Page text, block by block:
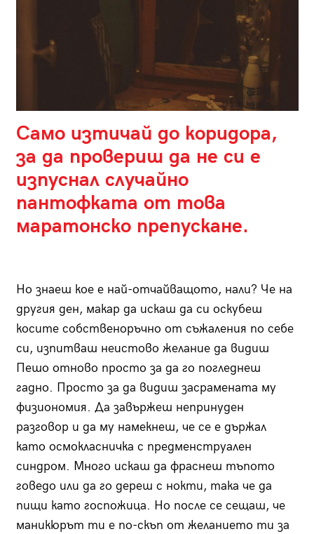
Само изтичай до коридора,
за да провериш да не си е
изпуснал случайно
пантофката от това
маратонско препускане.
Но знаеш кое е най-отчайващото, нали? Че на
другия ден, макар да искаш да си оскубеш
косите собственоръчно от съжаления по себе
си, изпитваш неистово желание да видиш
Пешо отново просто за да го погледнеш
гадно. Просто за да видиш засрамената му
физиономия. Да завържеш непринуден
разговор и да му намекнеш, че се е държал
като осмокласничка с предменструален
синдром. Много искаш да фраснеш тъпото
говедо или да го дереш с нокти, така че да
пищи като госпожица. Но после се сещаш, че
маникюрът ти е по-скъп от желанието ти за